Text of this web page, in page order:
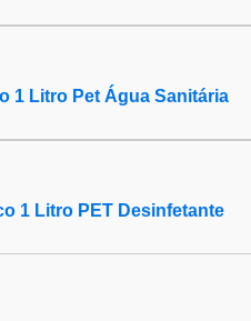
1 Litro Pet Água Sanitária
1 Litro PET Desinfetante